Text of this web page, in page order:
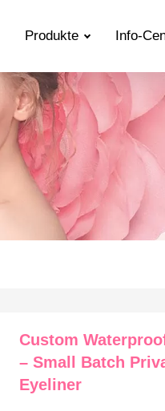
Produkte Info-
Custom
– Small Batch
Eyeliner